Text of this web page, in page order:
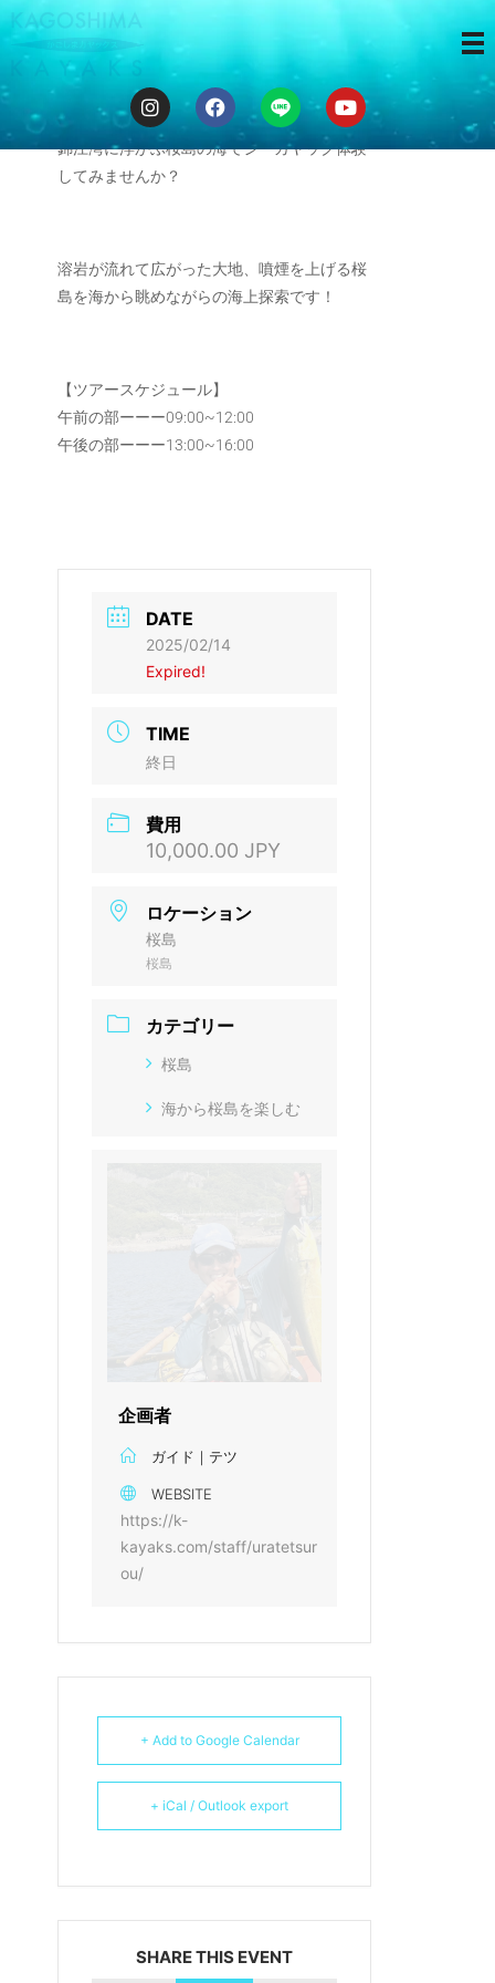
海から桜島
錦江湾に浮かぶ桜島の海でシーカヤック体験
してみませんか？
溶岩が流れて広がった大地、噴煙を上げる桜
島を海から眺めながらの海上探索です！
【ツアースケジュール】
午前の部ーーー09:00~12:00
午後の部ーーー13:00~16:00
DATE
2025/02/14
Expired!
TIME
終日
費用
10,000.00 JPY
ロケーション
桜島
桜島
カテゴリー
桜島
海から桜島を楽しむ
企画者
ガイド｜テツ
WEBSITE
https://k-
kayaks.com/staff/uratetsur
ou/
+ Add to Google Calendar
+ iCal / Outlook export
SHARE THIS EVENT